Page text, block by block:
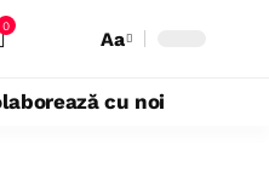
0
Aa
cu noi